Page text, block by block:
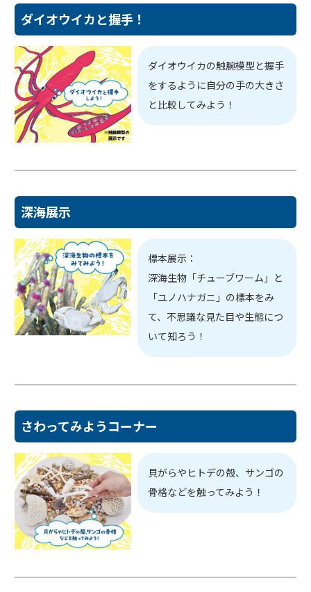
ダイオウイカと握手！
ダイオウイカの触腕模型と握手
をするように自分の手の大きさ
と比較してみよう！
深海展示
標本展示：
深海生物「チューブワーム」と
「ユノハナガニ」の標本をみ
て、不思議な見た目や生態につ
いて知ろう！
さわってみようコーナー
貝がらやヒトデの殻、サンゴの
骨格などを触ってみよう！